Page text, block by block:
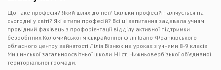
Що таке професія? Який шлях до неї? Скільки професій налічується на
сьогодні у світі? Які є типи професій? Всі ці запитання задавала учням
провідний фахівець з профорієнтації відділу активної підтримки
безробітних Коломийської міськрайонної філії Івано-Франківського
обласного центру зайнятості Лілія Візнюк на уроках з учнями 8-9 класів
Мишинської загальноосвітньої школи І-ІІ ст. Нижньовербізької об’єднаної
територіальної громади.